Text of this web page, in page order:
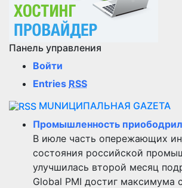
Панель управления
Войти
Entries RSS
MUNИЦИПАЛЬНАЯ GAZЕТА
Промышленность
В июле часть опережающих
состояния российской
улучшилась второй месяц
Global PMI достиг максимума